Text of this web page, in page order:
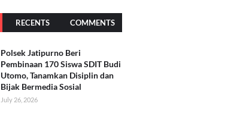
RECENTS COMMENTS
Polsek Jatipurno Beri
Pembinaan 170 Siswa SDIT Budi
Utomo, Tanamkan Disiplin dan
Bijak Bermedia Sosial
July 26, 2026